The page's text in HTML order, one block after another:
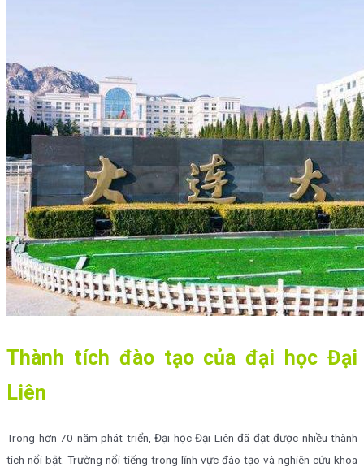
Thành tích đào tạo của đại học Đại
Liên
Trong hơn 70 năm phát triển, Đại học Đại Liên đã đạt được nhiều thành
tích nổi bật. Trường nổi tiếng trong lĩnh vực đào tạo và nghiên cứu khoa